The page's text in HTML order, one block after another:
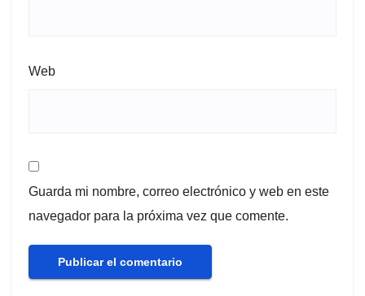
Web
Guarda mi nombre, correo electrónico y web en este
navegador para la próxima vez que comente.